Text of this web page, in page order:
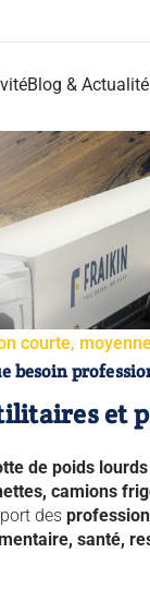
Blog &
courte,
besoin
et
de poids lourds
camions
des
santé,